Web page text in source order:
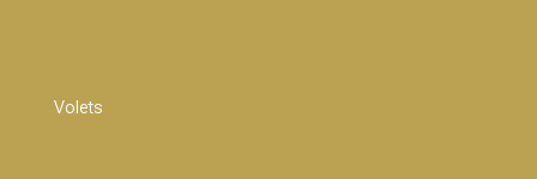
Volets